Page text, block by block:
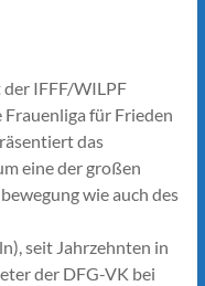
IFFF/WILPF
für Frieden
das
eine der großen
wie auch des
seit Jahrzehnten in
der DFG-VK bei